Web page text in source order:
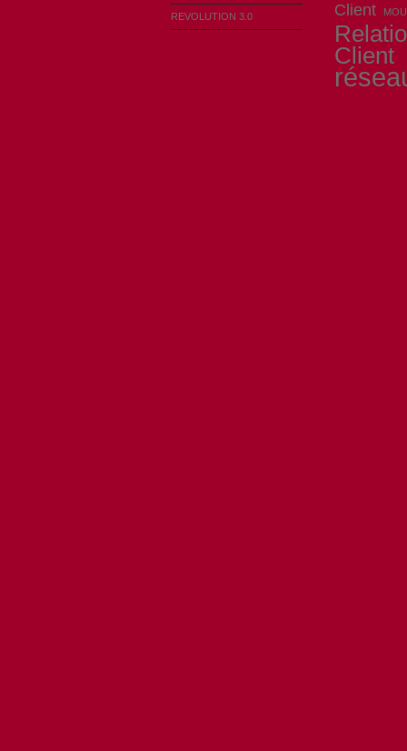
REVOLUTION 3.0
Client
Client